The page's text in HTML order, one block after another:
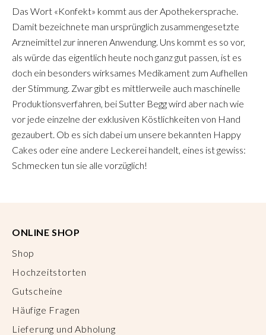
Das Wort «Konfekt» kommt aus der Apothekersprache.
Damit bezeichnete man ursprünglich zusammengesetzte
Arzneimittel zur inneren Anwendung. Uns kommt es so vor,
als würde das eigentlich heute noch ganz gut passen, ist es
doch ein besonders wirksames Medikament zum Aufhellen
der Stimmung. Zwar gibt es mittlerweile auch maschinelle
Produktionsverfahren, bei Sutter Begg wird aber nach wie
vor jede einzelne der exklusiven Köstlichkeiten von Hand
gezaubert. Ob es sich dabei um unsere bekannten Happy
Cakes oder eine andere Leckerei handelt, eines ist gewiss:
Schmecken tun sie alle vorzüglich!
ONLINE SHOP
Shop
Hochzeitstorten
Gutscheine
Häufige Fragen
Lieferung und Abholung